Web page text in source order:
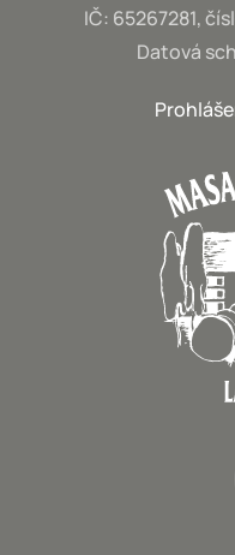
IČ: 65267281,
Datová